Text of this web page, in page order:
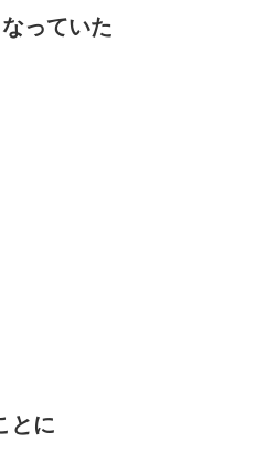
っていた
とに